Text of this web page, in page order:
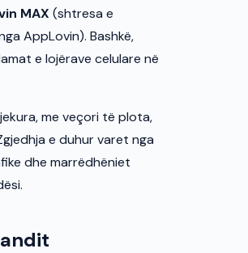
MAX (shtresa e
AppLovin). Bashkë,
e lojërave celulare në
me veçori të plota,
e duhur varet nga
dhe marrëdhëniet